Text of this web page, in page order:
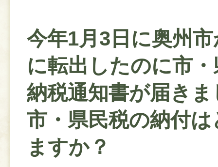
今年1月3日に奥州
に転出したのに市
納税通知書が届き
市・県民税の納付
ますか？